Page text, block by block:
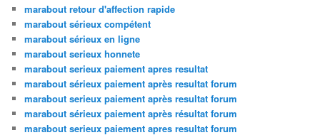
marabout retour d'affection rapide
marabout sérieux compétent
marabout sérieux en ligne
marabout serieux honnete
marabout serieux paiement apres resultat
marabout sérieux paiement après resultat forum
marabout serieux paiement après resultat forum
marabout sérieux paiement après résultat forum
marabout serieux paiement apres resultat forum